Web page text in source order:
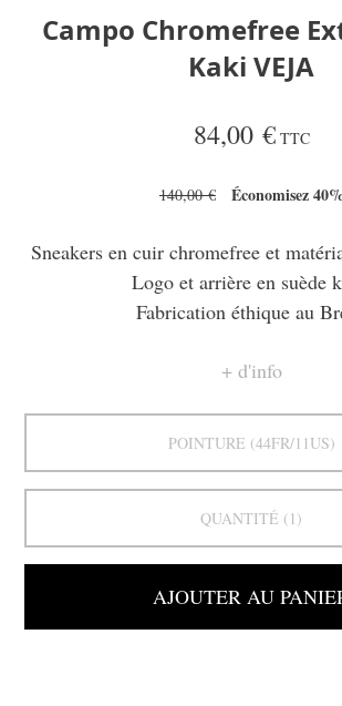
Campo Chromefree
Kaki VEJA
84,00 € TTC
140,00 € Économisez
Sneakers en cuir chromefree et
Logo et arrière en suède
Fabrication éthique au
d'info
POINTURE 44FR/11US
QUANTITÉ 1
AJOUTER AU